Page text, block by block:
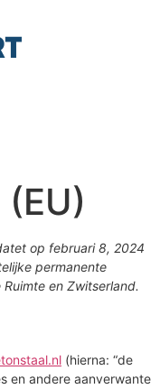
op februari 8, 2024
permanente
en Zwitserland.
(hierna: “de
en andere aanverwante